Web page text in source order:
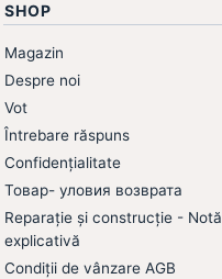
SHOP
Magazin
Despre noi
Vot
Întrebare răspuns
Confidențialitate
Товар- уловия возврата
Reparație și construcție - Notă
explicativă
Condiții de vânzare AGB